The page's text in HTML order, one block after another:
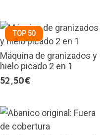
TOP 50
Máquina de granizados y
hielo picado 2 en 1
52,50€